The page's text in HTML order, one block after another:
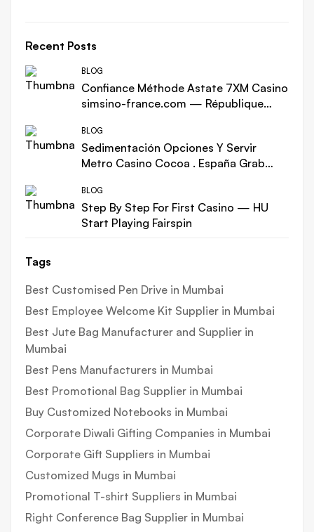
Recent Posts
BLOG
Confiance Méthode Astate 7XM Casino
simsino-france.com — République
BLOG
Sedimentación Opciones Y Servir
Metro Casino Cocoa . España Grab
BLOG
Step By Step For First Casino — HU
Start Playing Fairspin
Tags
Best Customised Pen Drive in Mumbai
Best Employee Welcome Kit Supplier in Mumbai
Best Jute Bag Manufacturer and Supplier in
Mumbai
Best Pens Manufacturers in Mumbai
Best Promotional Bag Supplier in Mumbai
Buy Customized Notebooks in Mumbai
Corporate Diwali Gifting Companies in Mumbai
Corporate Gift Suppliers in Mumbai
Customized Mugs in Mumbai
Promotional T-shirt Suppliers in Mumbai
Right Conference Bag Supplier in Mumbai